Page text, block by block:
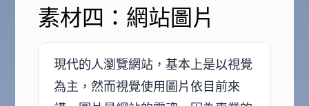
素材四：網站圖片
現代的人瀏覽網站，基本上是以視覺
為主，然而視覺使用圖片依目前來